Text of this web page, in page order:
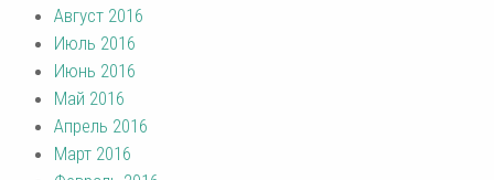
Август 2016
Июль 2016
Июнь 2016
Май 2016
Апрель 2016
Март 2016